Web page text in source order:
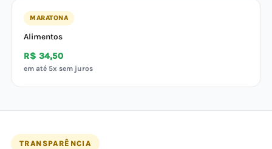
MARATONA
Alimentos
R$ 34,50
em até 5x sem juros
TRANSPARÊNCIA